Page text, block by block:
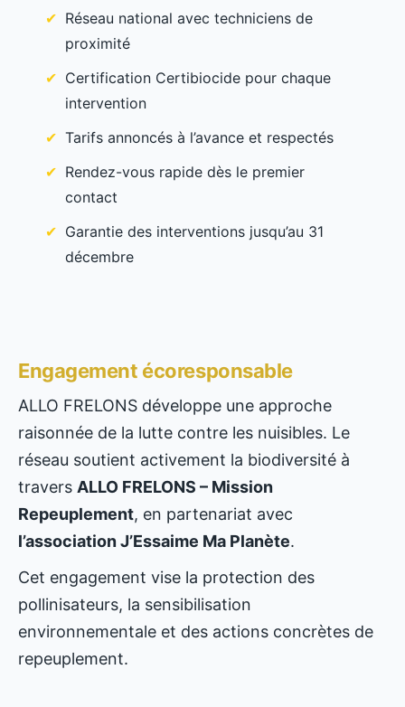
Réseau national avec techniciens de
proximité
Certification Certibiocide pour chaque
intervention
Tarifs annoncés à l’avance et respectés
Rendez-vous rapide dès le premier
contact
Garantie des interventions jusqu’au 31
décembre
Engagement écoresponsable
ALLO FRELONS développe une approche
raisonnée de la lutte contre les nuisibles. Le
réseau soutient activement la biodiversité à
travers ALLO FRELONS – Mission
Repeuplement, en partenariat avec
l’association J’Essaime Ma Planète.
Cet engagement vise la protection des
pollinisateurs, la sensibilisation
environnementale et des actions concrètes de
repeuplement.